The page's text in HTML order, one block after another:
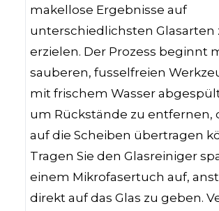
makellose Ergebnisse auf
unterschiedlichsten Glasarten
erzielen. Der Prozess beginnt
sauberen, fusselfreien
mit frischem Wasser
um Rückstände zu entfernen,
auf die Scheiben übertragen
Tragen Sie den Glasreiniger
einem Mikrofasertuch auf,
direkt auf das Glas zu geben.